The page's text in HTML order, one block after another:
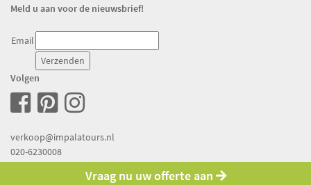
Vraag nu uw offerte aan
Meld u aan voor de nieuwsbrief!
Email
Volgen
verkoop@impalatours.nl
020-6230008